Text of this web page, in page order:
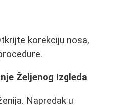
korekciju nosa,
Željenog Izgleda
Napredak u